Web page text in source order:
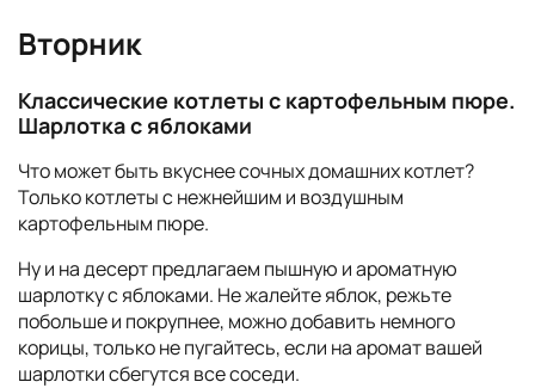
Вторник
Классические котлеты с картофельным пюре.
Шарлотка с яблоками
Что может быть вкуснее сочных домашних котлет?
Только котлеты с нежнейшим и воздушным
картофельным пюре.
Ну и на десерт предлагаем пышную и ароматную
шарлотку с яблоками. Не жалейте яблок, режьте
побольше и покрупнее, можно добавить немного
корицы, только не пугайтесь, если на аромат вашей
шарлотки сбегутся все соседи.